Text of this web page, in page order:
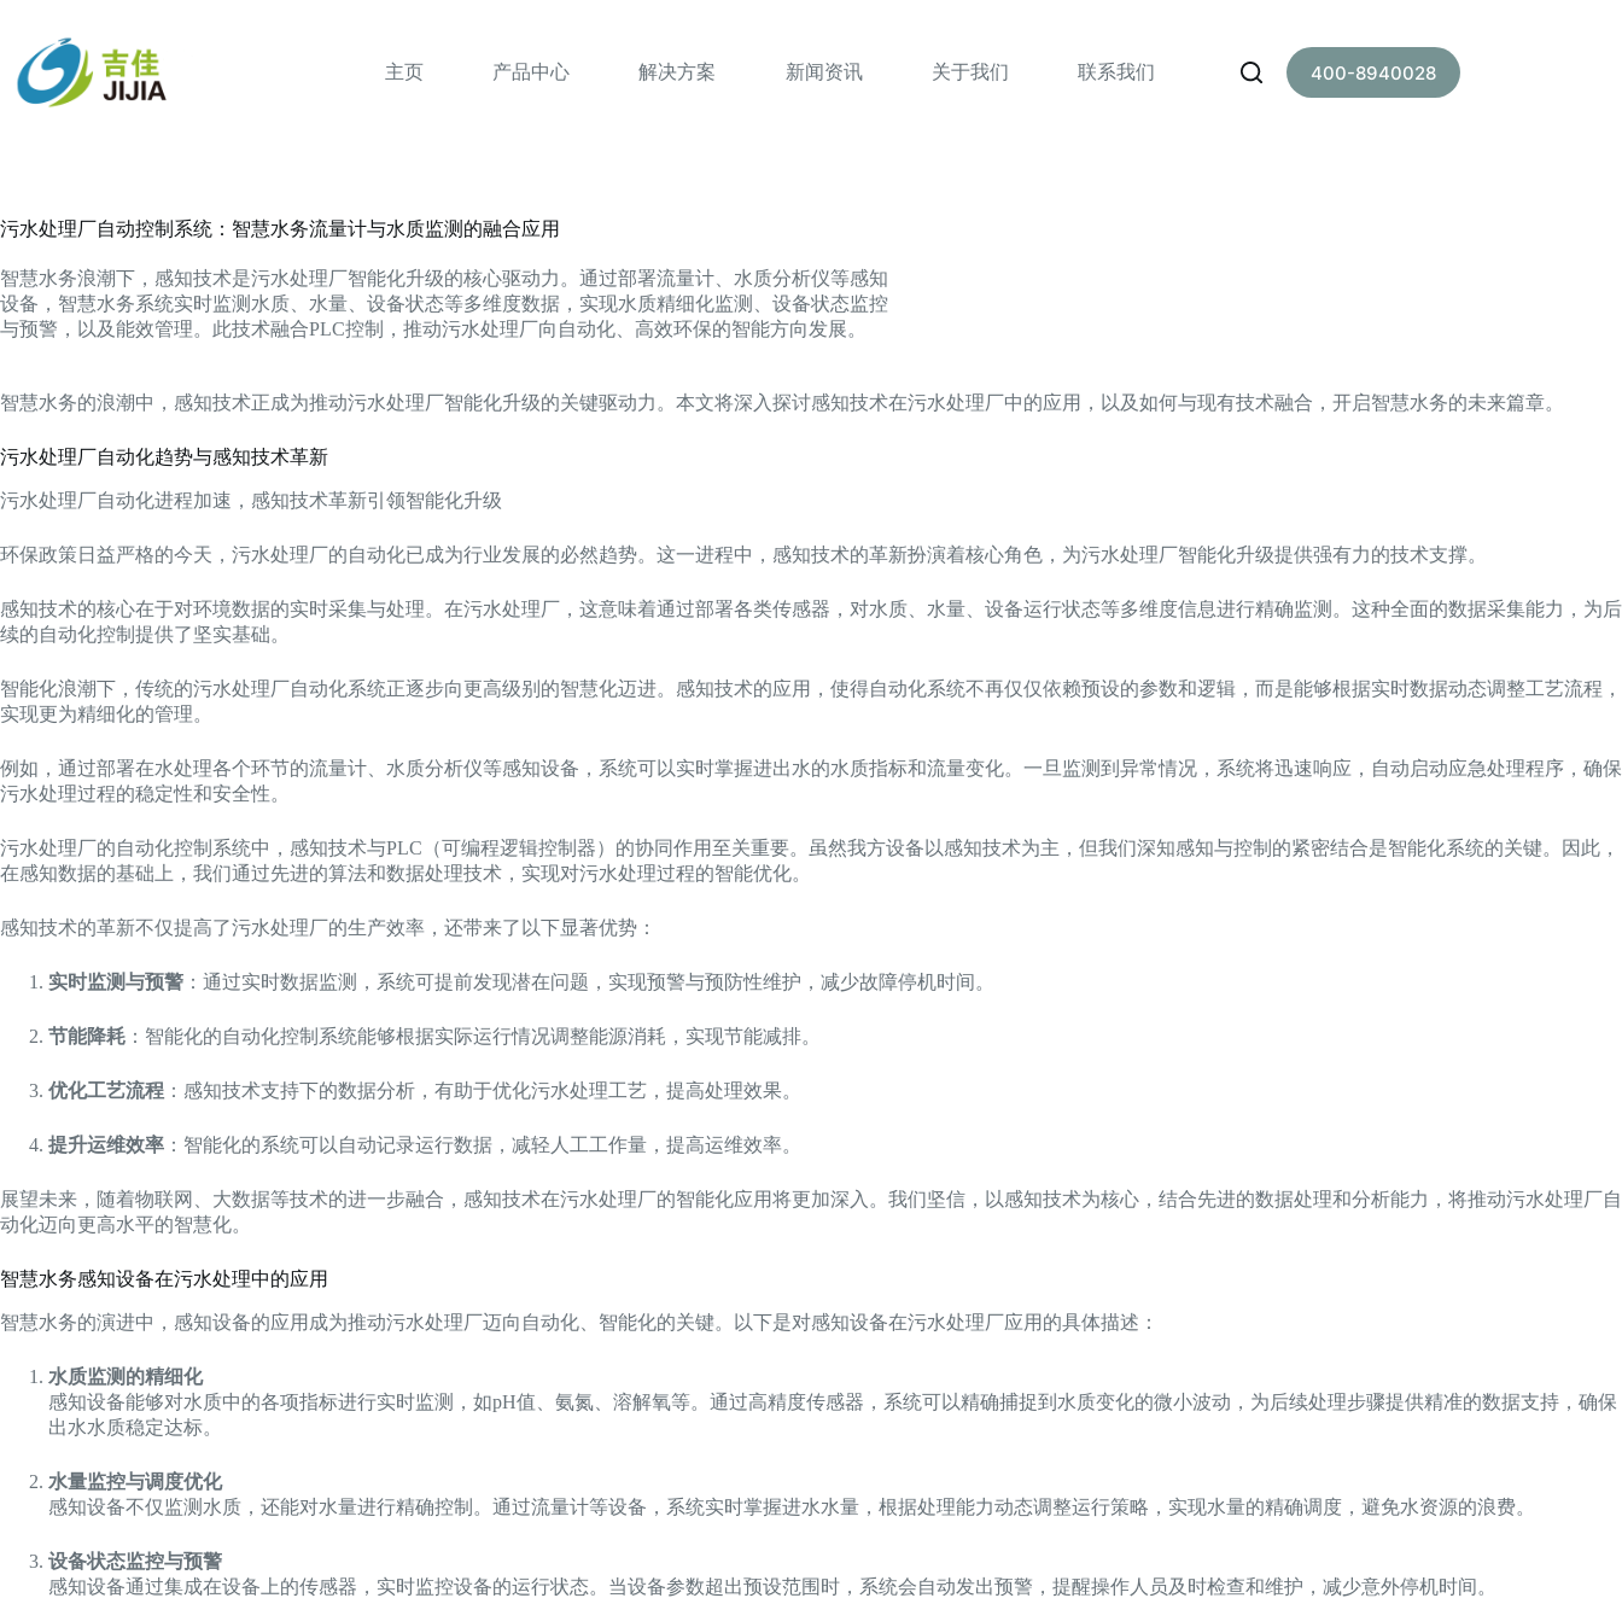
容
主页 产品中心 解决方案 新闻资讯 关于我们 联系我们 400-8940028
污水处理厂自动控制系统：智慧水务流量计与水质监测的融合应用
智慧水务浪潮下，感知技术是污水处理厂智能化升级的核心驱动力。通过部署流量计、水质分析仪等感知
设备，智慧水务系统实时监测水质、水量、设备状态等多维度数据，实现水质精细化监测、设备状态监控
与预警，以及能效管理。此技术融合PLC控制，推动污水处理厂向自动化、高效环保的智能方向发展。
智慧水务的浪潮中，感知技术正成为推动污水处理厂智能化升级的关键驱动力。本文将深入探讨感知技术在污水处理厂中的应用，以及如何与现有技术融合，开启智慧水务的未来篇章。
污水处理厂自动化趋势与感知技术革新
污水处理厂自动化进程加速，感知技术革新引领智能化升级
环保政策日益严格的今天，污水处理厂的自动化已成为行业发展的必然趋势。这一进程中，感知技术的革新扮演着核心角色，为污水处理厂智能化升级提供强有力的技术支撑。
感知技术的核心在于对环境数据的实时采集与处理。在污水处理厂，这意味着通过部署各类传感器，对水质、水量、设备运行状态等多维度信息进行精确监测。这种全面的数据采集能力，为后
续的自动化控制提供了坚实基础。
智能化浪潮下，传统的污水处理厂自动化系统正逐步向更高级别的智慧化迈进。感知技术的应用，使得自动化系统不再仅仅依赖预设的参数和逻辑，而是能够根据实时数据动态调整工艺流程，
实现更为精细化的管理。
例如，通过部署在水处理各个环节的流量计、水质分析仪等感知设备，系统可以实时掌握进出水的水质指标和流量变化。一旦监测到异常情况，系统将迅速响应，自动启动应急处理程序，确保
污水处理过程的稳定性和安全性。
污水处理厂的自动化控制系统中，感知技术与PLC（可编程逻辑控制器）的协同作用至关重要。虽然我方设备以感知技术为主，但我们深知感知与控制的紧密结合是智能化系统的关键。因此，
在感知数据的基础上，我们通过先进的算法和数据处理技术，实现对污水处理过程的智能优化。
感知技术的革新不仅提高了污水处理厂的生产效率，还带来了以下显著优势：
实时监测与预警 ：通过实时数据监测，系统可提前发现潜在问题，实现预警与预防性维护，减少故障停机时间。
节能降耗 ：智能化的自动化控制系统能够根据实际运行情况调整能源消耗，实现节能减排。
优化工艺流程 ：感知技术支持下的数据分析，有助于优化污水处理工艺，提高处理效果。
提升运维效率 ：智能化的系统可以自动记录运行数据，减轻人工工作量，提高运维效率。
展望未来，随着物联网、大数据等技术的进一步融合，感知技术在污水处理厂的智能化应用将更加深入。我们坚信，以感知技术为核心，结合先进的数据处理和分析能力，将推动污水处理厂自
动化迈向更高水平的智慧化。
智慧水务感知设备在污水处理中的应用
智慧水务的演进中，感知设备的应用成为推动污水处理厂迈向自动化、智能化的关键。以下是对感知设备在污水处理厂应用的具体描述：
水质监测的精细化
感知设备能够对水质中的各项指标进行实时监测，如pH值、氨氮、溶解氧等。通过高精度传感器，系统可以精确捕捉到水质变化的微小波动，为后续处理步骤提供精准的数据支持，确保
出水水质稳定达标。
水量监控与调度优化
感知设备不仅监测水质，还能对水量进行精确控制。通过流量计等设备，系统实时掌握进水水量，根据处理能力动态调整运行策略，实现水量的精确调度，避免水资源的浪费。
设备状态监控与预警
感知设备通过集成在设备上的传感器，实时监控设备的运行状态。当设备参数超出预设范围时，系统会自动发出预警，提醒操作人员及时检查和维护，减少意外停机时间。